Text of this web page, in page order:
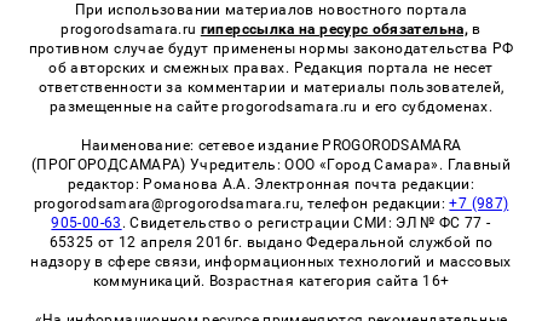
При использовании материалов новостного портала
progorodsamara.ru гиперссылка на ресурс обязательна, в
противном случае будут применены нормы законодательства РФ
об авторских и смежных правах. Редакция портала не несет
ответственности за комментарии и материалы пользователей,
размещенные на сайте progorodsamara.ru и его субдоменах.
Наименование: сетевое издание PROGORODSAMARA
(ПРОГОРОДСАМАРА) Учредитель: ООО «Город Самара». Главный
редактор: Романова А.А. Электронная почта редакции:
progorodsamara@progorodsamara.ru, телефон редакции:+7 (987)
905-00-63 . Свидетельство о регистрации СМИ: ЭЛ № ФС 77 -
65325 от 12 апреля 2016г. выдано Федеральной службой по
надзору в сфере связи, информационных технологий и массовых
коммуникаций. Возрастная категория сайта 16+